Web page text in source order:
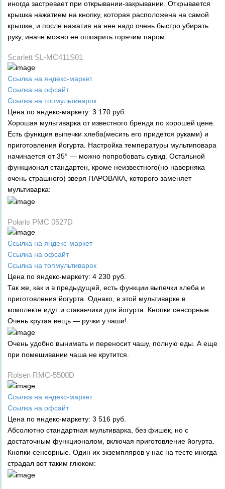
иногда застревает при открывании-закрывании. Открывается
крышка нажатием на кнопку, которая расположена на самой
крышке, и после нажатия на нее надо очень быстро убирать
руку, иначе можно ее ошпарить горячим паром.
Scarlett SL-MC411S01
Ссылка на яндекс-маркет
Ссылка на офсайт
Ссылка на топмультиварок
Цена по яндекс-маркету: 3 170 руб.
Хорошая мультиварка от известного бренда по хорошей цене.
Есть функция выпечки хлеба(месить его придется руками) и
приготовления йогурта. Настройка температуры мультиповара
начинается от 35° — можно попробовать сувид. Остальной
функционал стандартен, кроме неизвестного(но наверняка
очень страшного) зверя ПАРОВАКА, которого заменяет
мультиварка:
Polaris PMC 0527D
Ссылка на яндекс-маркет
Ссылка на офсайт
Ссылка на топмультиварок
Цена по яндекс-маркету: 4 230 руб.
Так же, как и в предыдущей, есть функции выпечки хлеба и
приготовления йогурта. Однако, в этой мультиварке в
комплекте идут и стаканчики для йогурта. Кнопки сенсорные.
Очень крутая вещь — ручки у чаши!
Очень удобно вынимать и переносит чашу, полную еды. А еще
при помешивании чаша не крутится.
Rolsen RMC-5500D
Ссылка на яндекс-маркет
Ссылка на офсайт
Цена по яндекс-маркету: 3 516 руб.
Абсолютно стандартная мультиварка, без фишек, но с
достаточным функционалом, включая приготовление йогурта.
Кнопки сенсорные. Один их экземпляров у нас на тесте иногда
страдал вот таким глюком: